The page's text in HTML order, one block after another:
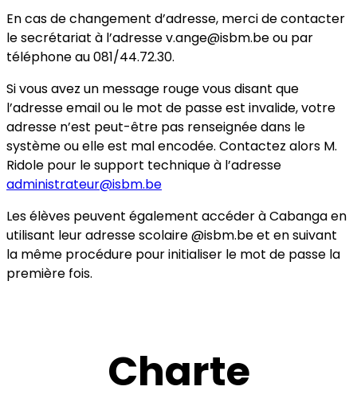
En cas de changement d’adresse, merci de contacter
le secrétariat à l’adresse v.ange@isbm.be ou par
téléphone au 081/44.72.30.
Si vous avez un message rouge vous disant que
l’adresse email ou le mot de passe est invalide, votre
adresse n’est peut-être pas renseignée dans le
système ou elle est mal encodée. Contactez alors M.
Ridole pour le support technique à l’adresse
administrateur@isbm.be
Les élèves peuvent également accéder à Cabanga en
utilisant leur adresse scolaire @isbm.be et en suivant
la même procédure pour initialiser le mot de passe la
première fois.
Charte